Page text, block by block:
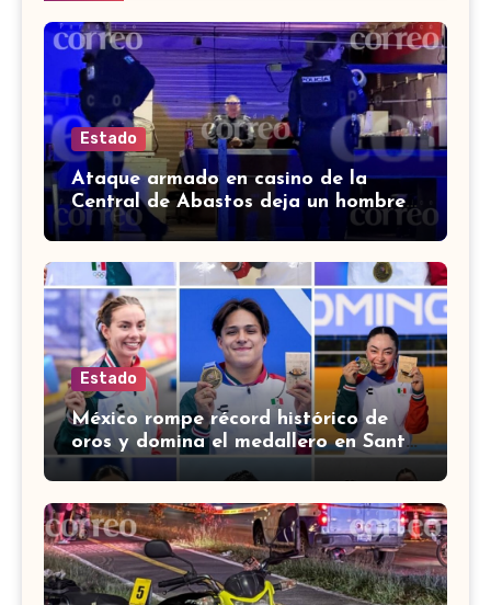
Estado
Ataque armado en casino de la
Central de Abastos deja un hombre
muerto en León
Estado
México rompe récord histórico de
oros y domina el medallero en Santo
Domingo 2026